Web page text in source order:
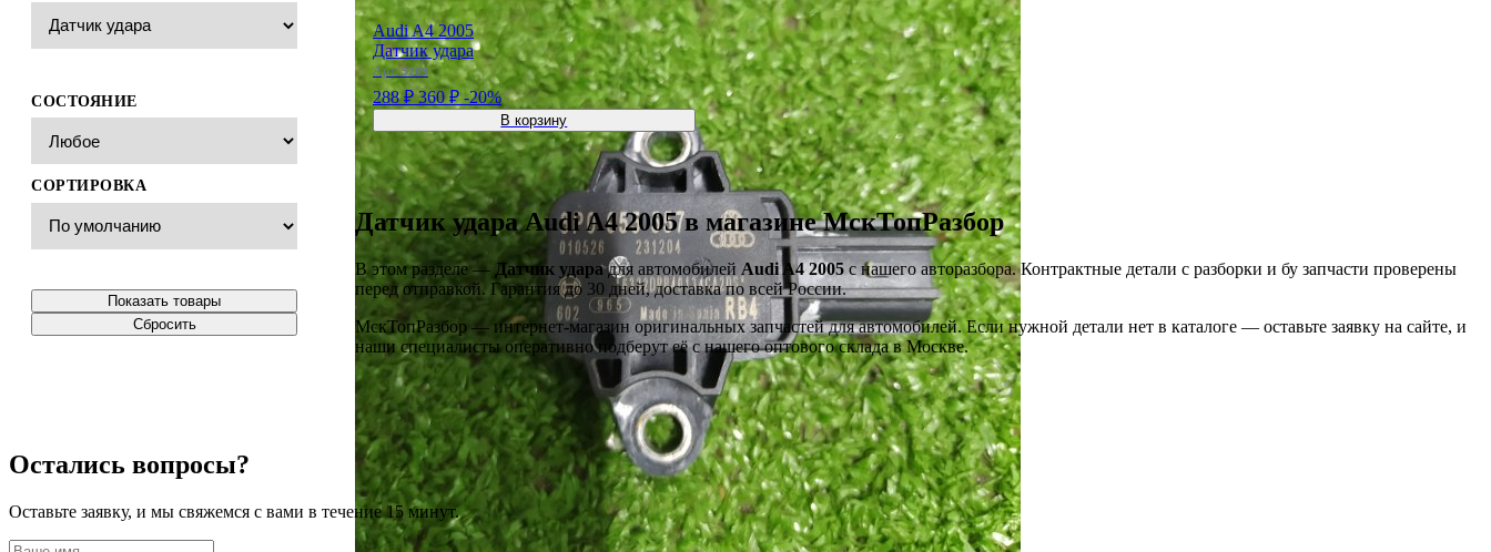
СОСТОЯНИЕ
СОРТИРОВКА
Показать товары
Сбросить
Audi A4 2005
Датчик удара
Арт:5295
288 ₽360 ₽-20%
В корзину
Датчик удара Audi A4 2005 в магазине МскТопРазбор
В этом разделе — Датчик ударадля автомобилей Audi A4 2005 с нашего авторазбора. Контрактные детали с разборки и бу запчасти проверены
перед отправкой. Гарантия до 30 дней, доставка по всей России.
МскТопРазбор — интернет-магазин оригинальных запчастей для автомобилей. Если нужной детали нет в каталоге — оставьте заявку на сайте, и
наши специалисты оперативно подберут её с нашего оптового склада в Москве.
Остались вопросы?
Оставьте заявку, и мы свяжемся с вами в течение 15 минут.